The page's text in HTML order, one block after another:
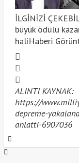
İLGİNİZİ
büyük ödülü
haliHaberi
ALINTI KAYNAK:
https://
depreme-
anlatti-6907036